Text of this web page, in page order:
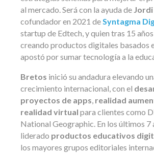
al mercado. Será con la ayuda de
cofundador en 2021 deSyntagma
startup de Edtech, y quien tras 15
creando productos digitales basados
apostó por sumar tecnología a la
Bretos inició su andadura elevando
crecimiento internacional, con el
proyectos de apps, realidad
realidad virtual para clientes como
National Geographic. En los últimos 7
liderado productos educativos
los mayores grupos editoriales